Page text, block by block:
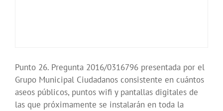
Punto 26. Pregunta 2016/0316796 presentada por el
Grupo Municipal Ciudadanos consistente en cuántos
aseos públicos, puntos wifi y pantallas digitales de
las que próximamente se instalarán en toda la